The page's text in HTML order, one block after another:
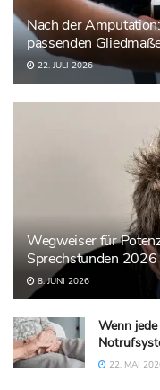
Nach der
passenden
22. JULI 2026
Wegweiser für
Sprechstunden 2026
8. JUNI 2026
Wenn
22. MAI